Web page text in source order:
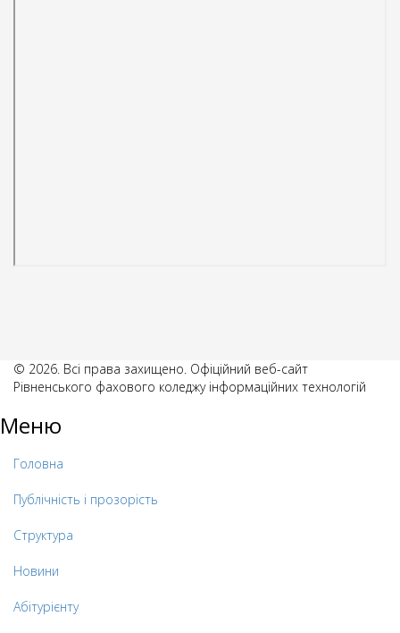
© 2026. Всі права захищено. Офіційний веб-сайт
Рівненського фахового коледжу інформаційних технологій
Меню
Головна
Публічність і прозорість
Структура
Новини
Абітурієнту